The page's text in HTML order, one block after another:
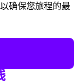
确保您旅程的最